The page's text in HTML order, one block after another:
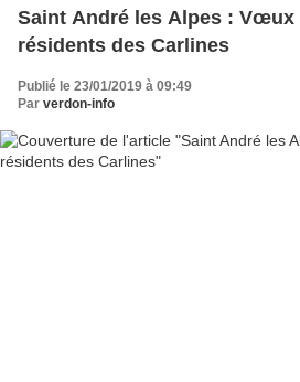
Saint André les Alpes : Vœux
résidents des Carlines
Publié le 23/01/2019 à 09:49
Par verdon-info